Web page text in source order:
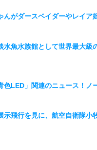
んがダースベイダーやレイ
水魚水族館として世界最大級
色LED」関連のニュース！ノ
示飛行を見に、航空自衛隊小